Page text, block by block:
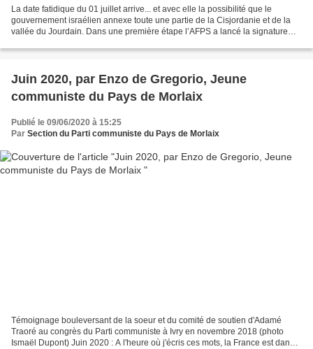
La date fatidique du 01 juillet arrive... et avec elle la possibilité que le
gouvernement israélien annexe toute une partie de la Cisjordanie et de la
vallée du Jourdain. Dans une première étape l’AFPS a lancé la signature
Juin 2020, par Enzo de Gregorio, Jeune
communiste du Pays de Morlaix
Publié le 09/06/2020 à 15:25
Par Section du Parti communiste du Pays de Morlaix
Témoignage bouleversant de la soeur et du comité de soutien d'Adamé
Traoré au congrès du Parti communiste à Ivry en novembre 2018 (photo
Ismaël Dupont) Juin 2020 : A l'heure où j'écris ces mots, la France est dans